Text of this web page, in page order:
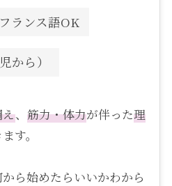
ランス語OK
から）
え、 筋力・体力が伴った理
す。
ら始めたらいいかわから